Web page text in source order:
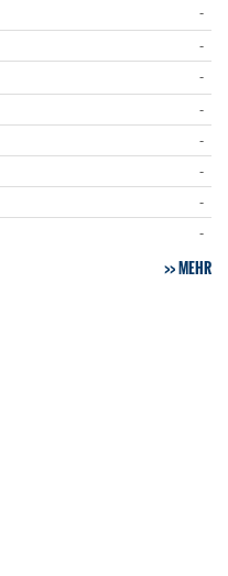
-
-
-
-
-
-
-
-
MEHR